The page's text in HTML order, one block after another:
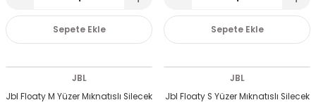
Sepete Ekle Sepete Ekle
JBL
Jbl Floaty M Yüzer Mıknatıslı Silecek
JBL
Jbl Floaty S Yüzer Mıknatıslı Silecek